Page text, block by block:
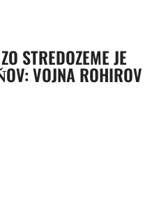
STREDOZEME JE
VOJNA ROHIROV